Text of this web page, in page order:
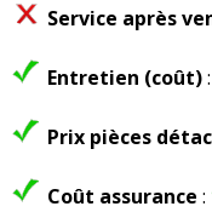
Service après
Entretien (coût):
Prix pièces
Coût assurance :